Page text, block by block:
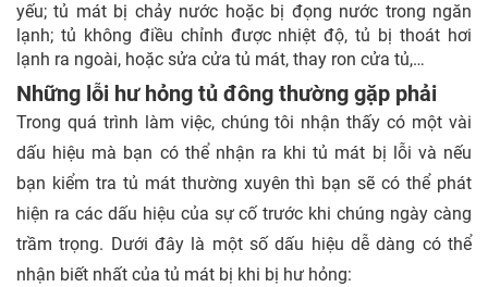
yếu; tủ mát bị chảy nước hoặc bị đọng nước trong ngăn
lạnh; tủ không điều chỉnh được nhiệt độ, tủ bị thoát hơi
lạnh ra ngoài, hoặc sửa cửa tủ mát, thay ron cửa tủ,…
Những lỗi hư hỏng tủ đông thường gặp phải
Trong quá trình làm việc, chúng tôi nhận thấy có một vài
dấu hiệu mà bạn có thể nhận ra khi tủ mát bị lỗi và nếu
bạn kiểm tra tủ mát thường xuyên thì bạn sẽ có thể phát
hiện ra các dấu hiệu của sự cố trước khi chúng ngày càng
trầm trọng. Dưới đây là một số dấu hiệu dễ dàng có thể
nhận biết nhất của tủ mát bị khi bị hư hỏng: